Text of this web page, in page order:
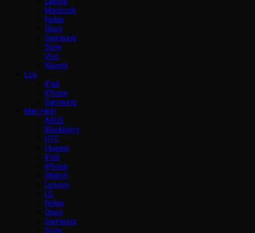
Macbook
Nokia
Oppo
Samsung
Sony
Vivo
Xiaomi
Loa
iPad
iPhone
Samsung
Màn Hình
ASUS
Blackberry
HTC
Huawei
iPad
iPhone
iWatch
Lenovo
LG
Nokia
Oppo
Samsung
Sony